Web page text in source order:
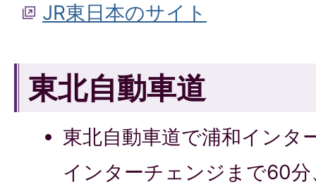
JR東日本のサイト
東北自動車道
東北自動車道で浦和インタ
インターチェンジまで60